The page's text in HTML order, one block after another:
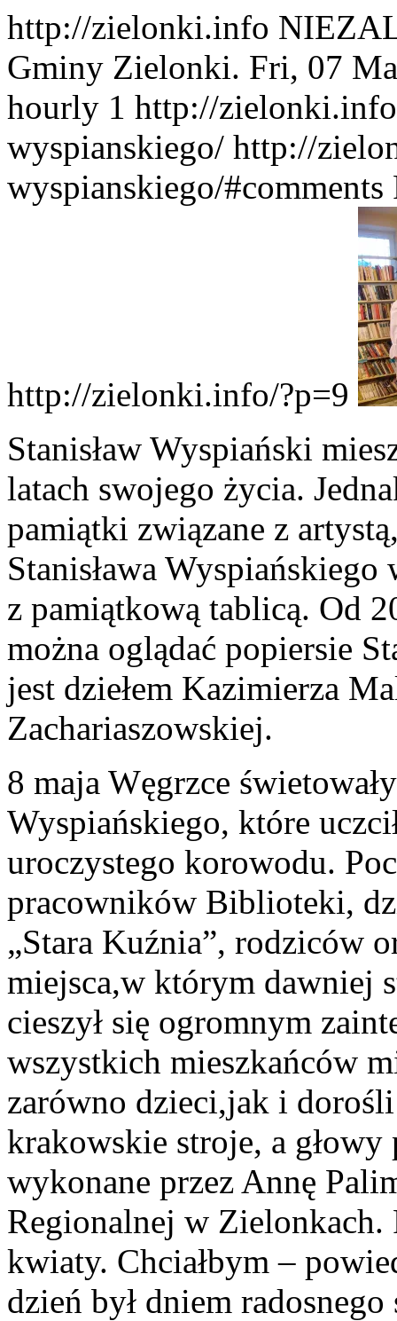
http://zielonki.info
Gminy Zielonki. Fri, 07
hourly 1 http://
wyspianskiego/ http://
wyspianskiego/#comments
http://zielonki.info/?p=9
Stanisław Wyspiański
latach swojego życia.
pamiątki związane z
Stanisława
z pamiątkową tablicą. Od
można oglądać popiersie
jest dziełem Kazimierza
Zachariaszowskiej.
8 maja Węgrzce
Wyspiańskiego, które
uroczystego korowodu.
pracowników Biblioteki,
„Stara Kuźnia”, rodziców
miejsca,w którym dawniej
cieszył się ogromnym
wszystkich mieszkańców
zarówno dzieci,jak i
krakowskie stroje, a głowy
wykonane przez Annę
Regionalnej w Zielonkach.
kwiaty. Chciałbym –
dzień był dniem